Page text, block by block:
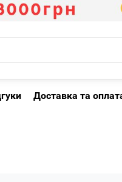
Доставка та